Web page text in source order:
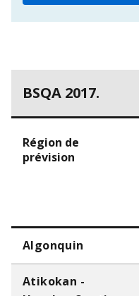
BSQA 2017.
Région de
prévision
Algonquin
Atikokan -